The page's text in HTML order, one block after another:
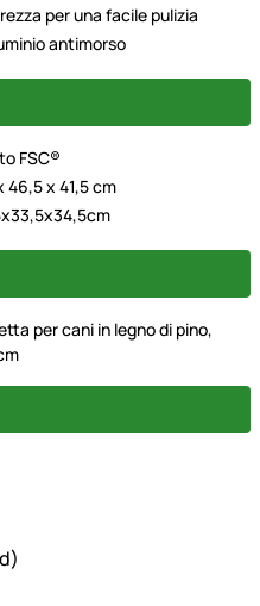
per una facile pulizia
antimorso
FSC®
x 41,5 cm
per cani in legno di pino,